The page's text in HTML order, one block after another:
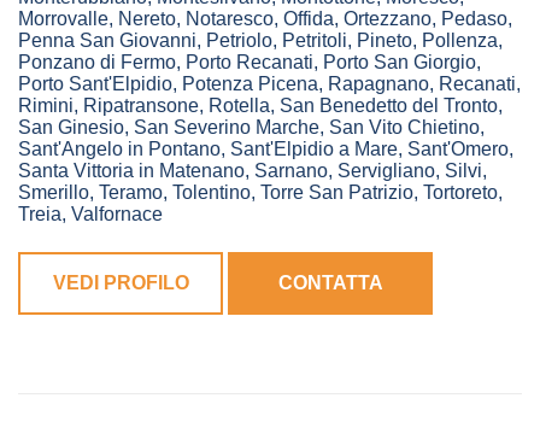
Morrovalle, Nereto, Notaresco, Offida, Ortezzano, Pedaso,
Penna San Giovanni, Petriolo, Petritoli, Pineto, Pollenza,
Ponzano di Fermo, Porto Recanati, Porto San Giorgio,
Porto Sant'Elpidio, Potenza Picena, Rapagnano, Recanati,
Rimini, Ripatransone, Rotella, San Benedetto del Tronto,
San Ginesio, San Severino Marche, San Vito Chietino,
Sant'Angelo in Pontano, Sant'Elpidio a Mare, Sant'Omero,
Santa Vittoria in Matenano, Sarnano, Servigliano, Silvi,
Smerillo, Teramo, Tolentino, Torre San Patrizio, Tortoreto,
Treia, Valfornace
VEDI PROFILO CONTATTA